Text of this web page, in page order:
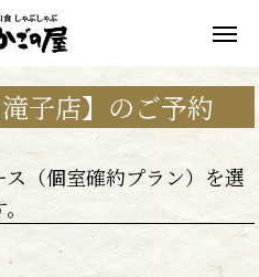
子店】のご予約
（個室確約プラン）を選